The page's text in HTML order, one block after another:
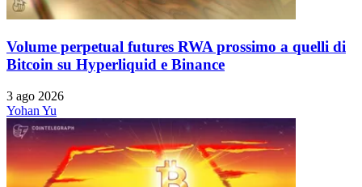
Volume perpetual futures RWA prossimo a quelli di
Bitcoin su Hyperliquid e Binance
3 ago 2026
Yohan Yu